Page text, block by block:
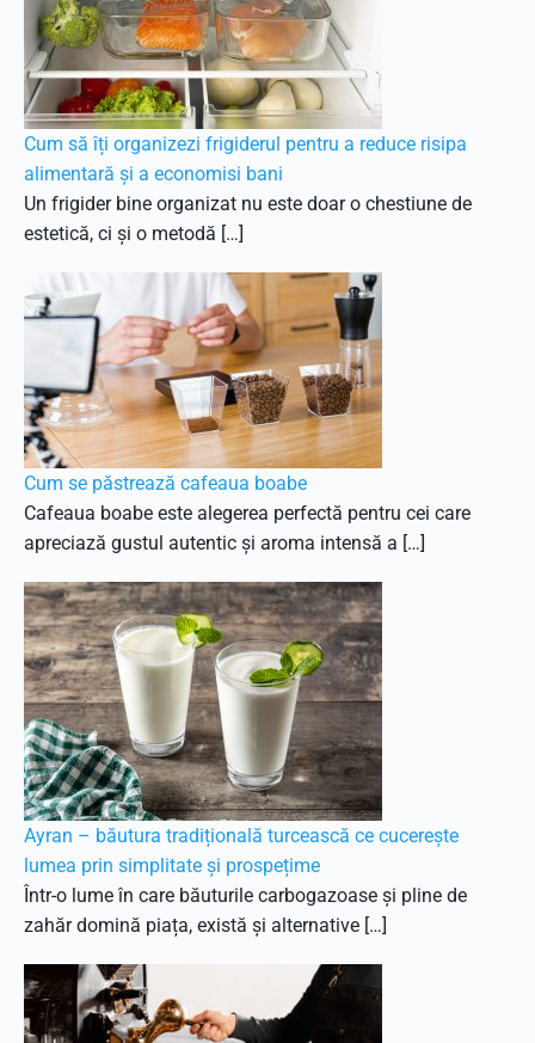
Cum să îți organizezi frigiderul pentru a reduce risipa
alimentară și a economisi bani
Un frigider bine organizat nu este doar o chestiune de
estetică, ci și o metodă […]
Cum se păstrează cafeaua boabe
Cafeaua boabe este alegerea perfectă pentru cei care
apreciază gustul autentic și aroma intensă a […]
Ayran – băutura tradițională turcească ce cucerește
lumea prin simplitate și prospețime
Într-o lume în care băuturile carbogazoase și pline de
zahăr domină piața, există și alternative […]